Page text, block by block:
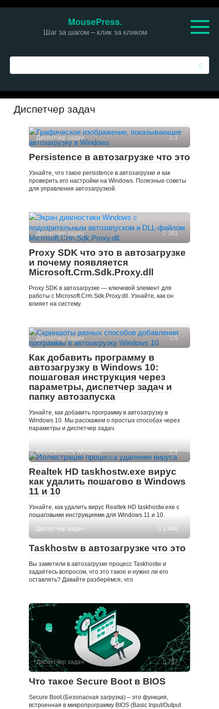
MousePress.
Шаг за шагом – клик за кликом
о
с
Диспетчер задач
Диспетчер задач 1
Persistence в автозагрузке что это
Узнайте, что такое persistence в автозагрузке и как
проверить его настройки на Windows. Полезные советы
для управления автозагрузкой.
Диспетчер задач 161
Proxy SDK что это в автозагрузке
и почему появляется
Microsoft.Crm.Sdk.Proxy.dll
Proxy SDK в автозагрузке — ключевой элемент для
работы с Microsoft.Crm.Sdk.Proxy.dll. Узнайте, как он
влияет на систему.
Диспетчер задач 5
Как добавить программу в
автозагрузку в Windows 10:
пошаговая инструкция через
параметры, диспетчер задач и
папку автозапуска
Узнайте, как добавить программу в автозагрузку в
Windows 10. Мы расскажем о простых способах через
параметры и диспетчер задач.
Безопасность Windows 1
Realtek HD taskhostw.exe вирус
как удалить пошагово в Windows
11 и 10
Узнайте, как удалить вирус Realtek HD taskhostw.exe с
пошаговыми инструкциями для Windows 11 и 10.
Диспетчер задач
1 440
Taskhostw в автозагрузке что это
Вы заметили в автозагрузке процесс Taskhostw и
задаётесь вопросом, что это такое и нужно ли его
оставлять? Давайте разберёмся, что
Диспетчер задач 797
Что такое Secure Boot в BIOS
Secure Boot (Безопасная загрузка) – это функция,
встроенная в микропрограмму BIOS (Basic Input/Output